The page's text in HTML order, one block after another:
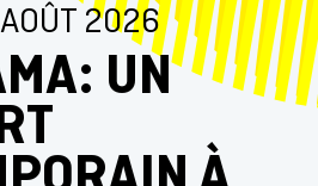
2026
UN